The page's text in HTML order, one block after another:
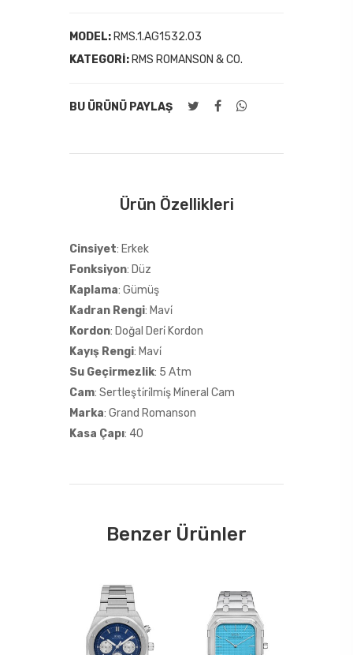
MODEL: RMS.1.AG1532.03
KATEGORI: RMS ROMANSON & CO.
BU ÜRÜNÜ PAYLAŞ
Ürün Özellikleri
Cinsiyet: Erkek
Fonksiyon: Düz
Kaplama: Gümüş
Kadran Rengi: Mavi̇
Kordon: Doğal Deri̇ Kordon
Kayış Rengi: Mavi̇
Su Geçirmezlik: 5 Atm
Cam: Sertleşti̇ri̇lmi̇ş Mi̇neral Cam
Marka: Grand Romanson
Kasa Çapı: 40
Benzer Ürünler